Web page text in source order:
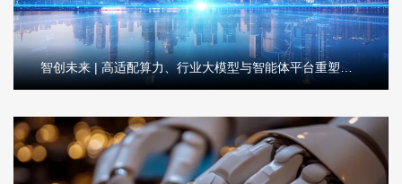
智创未来 | 高适配算力、行业大模型与智能体平台重塑工业城市